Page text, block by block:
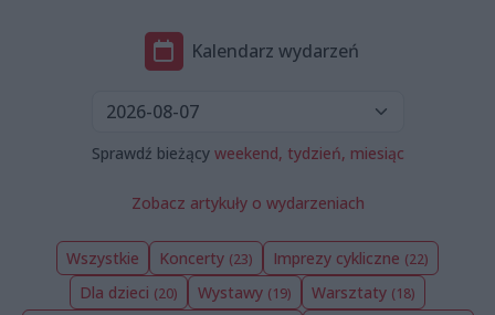
Kalendarz wydarzeń
Sprawdź bieżący weekend, tydzień, miesiąc
Zobacz artykuły o wydarzeniach
Wszystkie Koncerty (23) Imprezy cykliczne (22)
Dla dzieci (20) Wystawy (19) Warsztaty (18)